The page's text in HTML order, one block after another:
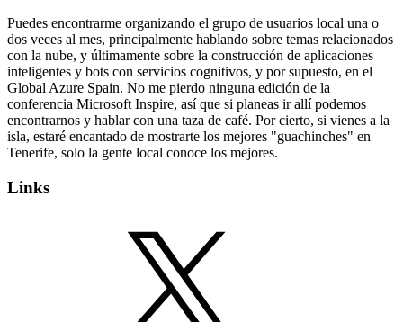
Puedes encontrarme organizando el grupo de usuarios local una o
dos veces al mes, principalmente hablando sobre temas relacionados
con la nube, y últimamente sobre la construcción de aplicaciones
inteligentes y bots con servicios cognitivos, y por supuesto, en el
Global Azure Spain. No me pierdo ninguna edición de la
conferencia Microsoft Inspire, así que si planeas ir allí podemos
encontrarnos y hablar con una taza de café. Por cierto, si vienes a la
isla, estaré encantado de mostrarte los mejores "guachinches" en
Tenerife, solo la gente local conoce los mejores.
Links